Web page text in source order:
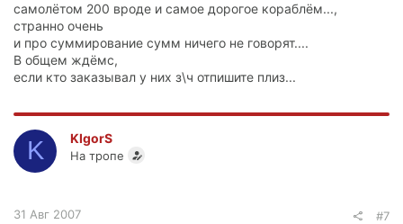
самолётом 200 вроде и самое дорогое кораблём...,
странно очень
и про суммирование сумм ничего не говорят....
В общем ждёмс,
если кто заказывал у них з\ч отпишите плиз...
K KIgorS
На тропе
31 Авг 2007 #7